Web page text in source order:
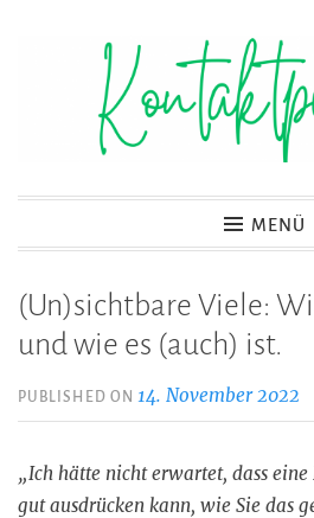
Kontaktpunkte
MENÜ
(Un)sichtbare Viele:
und wie es (auch) ist.
PUBLISHED ON 14. November 2022
„Ich hätte nicht erwartet, dass
gut ausdrücken kann, wie Sie das